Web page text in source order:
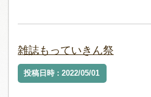
雑誌もっていきん祭
投稿日時 : 2022/05/01